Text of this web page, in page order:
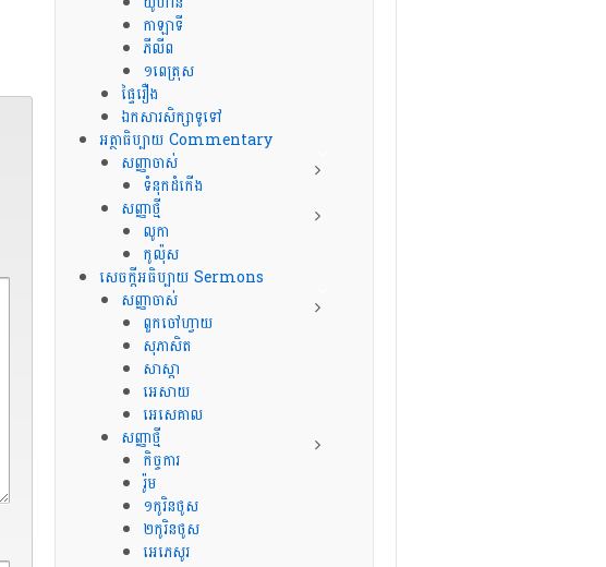
កាឡាទី
ភីលីព
១ពេត្រុស
ផ្ទៃរឿង
ឯកសារសិក្សាទូទៅ
អត្ថាធិប្បាយ Commentary
សញ្ញាចាស់
ទំនុកដំកើង
សញ្ញាថ្មី
លូកា
កូល៉ុស
សេចក្ដីអធិប្បាយ Sermons
សញ្ញាចាស់
ពួកចៅហ្វាយ
សុភាសិត
សាស្តា
អេសាយ
អេសេគាល
សញ្ញាថ្មី
កិច្ចការ
រ៉ូម
១កូរិនថូស
២កូរិនថូស
អេភេសូរ